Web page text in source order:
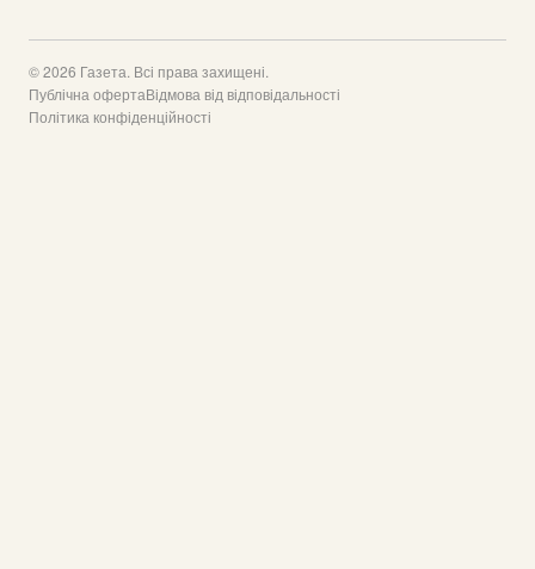
© 2026 Газета. Всі права захищені.
Публічна офертаВідмова від відповідальності
Політика конфіденційності